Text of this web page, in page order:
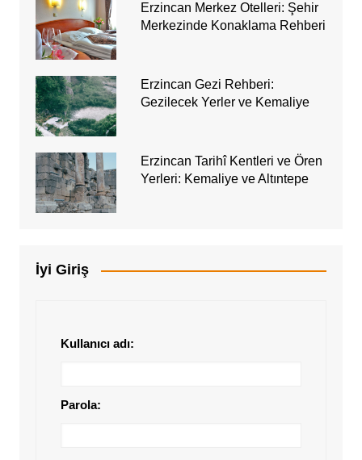
Erzincan Merkez Otelleri: Şehir
Merkezinde Konaklama Rehberi
Erzincan Gezi Rehberi:
Gezilecek Yerler ve Kemaliye
Erzincan Tarihî Kentleri ve Ören
Yerleri: Kemaliye ve Altıntepe
İyi Giriş
Kullanıcı adı:
Parola: